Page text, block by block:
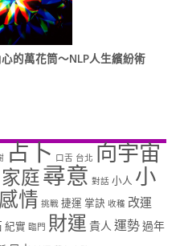
的萬花筒～NLP人生繽紛術
占卜 口舌 台北 向宇宙
家庭尋意 對話 小人 小
感情 挑戰 捷運 掌訣 收穫 改運
紀實 臨門 財運 貴人 運勢過年